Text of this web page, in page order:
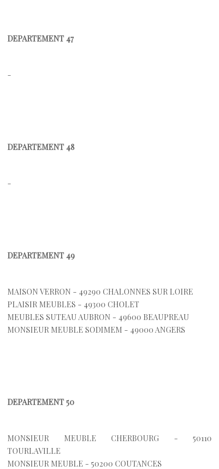
DEPARTEMENT 47
-
DEPARTEMENT 48
-
DEPARTEMENT 49
MAISON VERRON - 49290 CHALONNES SUR LOIRE
PLAISIR MEUBLES - 49300 CHOLET
MEUBLES SUTEAU AUBRON - 49600 BEAUPREAU
MONSIEUR MEUBLE SODIMEM - 49000 ANGERS
DEPARTEMENT 50
MONSIEUR MEUBLE CHERBOURG - 50110
TOURLAVILLE
MONSIEUR MEUBLE - 50200 COUTANCES